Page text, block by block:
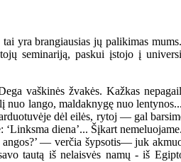
yra brangiausias jų palikimas
seminariją, paskui įstojo į
vaškinės žvakės. Kažkas
lango, maldaknygę nuo
dėl eilės, rytoj — gal
diena’... Šįkart
— verčia šypsotis— juk
tautą iš nelaisvės namų - iš